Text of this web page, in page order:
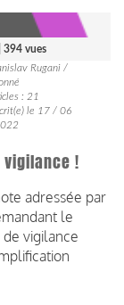
| 394 vues
Rugani /
: 21
le 17 / 06
!
adressée par
le
vigilance